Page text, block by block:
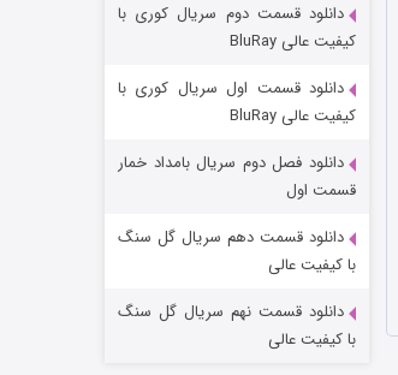
مردگان متحرک: شهر مرده ۳
قسمت ۲ (زیرنویس) منتشر شد
دانلود قسمت دوم سریال کوری با
کیفیت عالی BluRay
دانلود قسمت اول سریال کوری با
کیفیت عالی BluRay
دانلود فصل دوم سریال بامداد خمار
قسمت اول
دانلود قسمت دهم سریال گل سنگ
با کیفیت عالی
دانلود قسمت نهم سریال گل سنگ
با کیفیت عالی